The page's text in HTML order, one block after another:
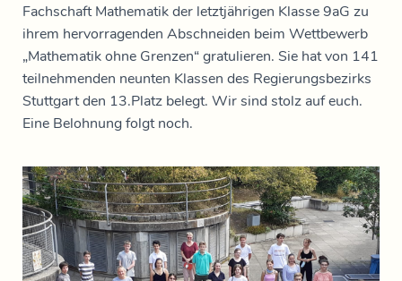
Fachschaft Mathematik der letztjährigen Klasse 9aG zu
ihrem hervorragenden Abschneiden beim Wettbewerb
„Mathematik ohne Grenzen“ gratulieren. Sie hat von 141
teilnehmenden neunten Klassen des Regierungsbezirks
Stuttgart den 13.Platz belegt. Wir sind stolz auf euch.
Eine Belohnung folgt noch.